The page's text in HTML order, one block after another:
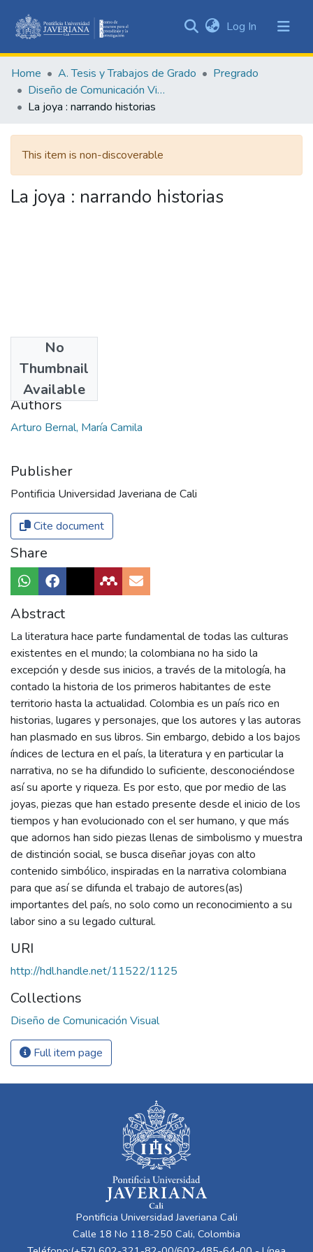
&
Collections
Statistics
Log In (current)
Home A. Tesis y Trabajos de Grado
Pregrado
Diseño de Comunicación Visual
La joya : narrando historias
This item is non-discoverable
La joya : narrando historias
No
Thumbnail
Available
2015
Authors
Arturo Bernal, María Camila
Publisher
Pontificia Universidad Javeriana de Cali
Cite document
Share
Abstract
La literatura hace parte fundamental de todas las culturas
existentes en el mundo; la colombiana no ha sido la
excepción y desde sus inicios, a través de la mitología, ha
contado la historia de los primeros habitantes de este
territorio hasta la actualidad. Colombia es un país rico en
historias, lugares y personajes, que los autores y las autoras
han plasmado en sus libros. Sin embargo, debido a los bajos
índices de lectura en el país, la literatura y en particular la
narrativa, no se ha difundido lo suficiente, desconociéndose
así su aporte y riqueza. Es por esto, que por medio de las
joyas, piezas que han estado presente desde el inicio de los
tiempos y han evolucionado con el ser humano, y que más
que adornos han sido piezas llenas de simbolismo y muestra
de distinción social, se busca diseñar joyas con alto
contenido simbólico, inspiradas en la narrativa colombiana
para que así se difunda el trabajo de autores(as)
importantes del país, no solo como un reconocimiento a su
labor sino a su legado cultural.
URI
http://hdl.handle.net/11522/1125
Collections
Diseño de Comunicación Visual
Full item page
Pontificia Universidad Javeriana Cali
Calle 18 No 118-250 Cali, Colombia